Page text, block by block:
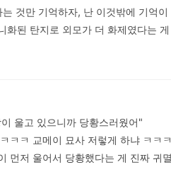
것만 기억하자, 난 이것밖에 기억
화된 탄지로 외모가 더 화제였다는
울고 있으니까 당황스러웠어"
ㅋㅋ 교메이 묘사 저렇게 하냐 ㅋㅋ
먼저 울어서 당황했다는 게 진짜